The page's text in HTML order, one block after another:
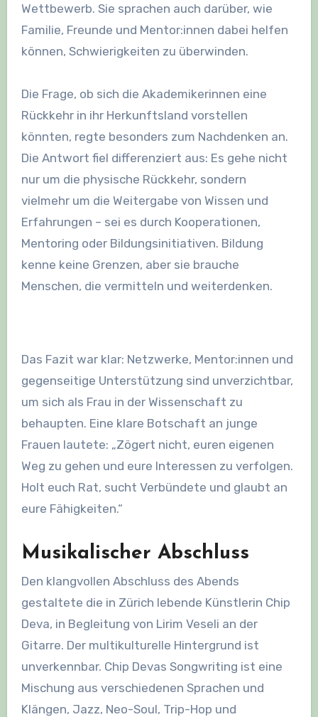
Wettbewerb. Sie sprachen auch darüber, wie
Familie, Freunde und Mentor:innen dabei helfen
können, Schwierigkeiten zu überwinden.
Die Frage, ob sich die Akademikerinnen eine
Rückkehr in ihr Herkunftsland vorstellen
könnten, regte besonders zum Nachdenken an.
Die Antwort fiel differenziert aus: Es gehe nicht
nur um die physische Rückkehr, sondern
vielmehr um die Weitergabe von Wissen und
Erfahrungen – sei es durch Kooperationen,
Mentoring oder Bildungsinitiativen. Bildung
kenne keine Grenzen, aber sie brauche
Menschen, die vermitteln und weiterdenken.
Das Fazit war klar: Netzwerke, Mentor:innen und
gegenseitige Unterstützung sind unverzichtbar,
um sich als Frau in der Wissenschaft zu
behaupten. Eine klare Botschaft an junge
Frauen lautete: „Zögert nicht, euren eigenen
Weg zu gehen und eure Interessen zu verfolgen.
Holt euch Rat, sucht Verbündete und glaubt an
eure Fähigkeiten.“
Musikalischer Abschluss
Den klangvollen Abschluss des Abends
gestaltete die in Zürich lebende Künstlerin Chip
Deva, in Begleitung von Lirim Veseli an der
Gitarre. Der multikulturelle Hintergrund ist
unverkennbar. Chip Devas Songwriting ist eine
Mischung aus verschiedenen Sprachen und
Klängen, Jazz, Neo-Soul, Trip-Hop und